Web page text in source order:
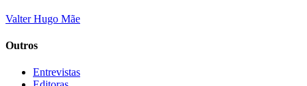
Valter Hugo Mãe
Outros
Entrevistas